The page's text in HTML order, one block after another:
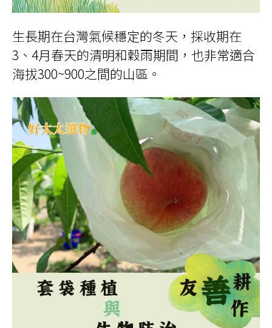
生長期在台灣氣候穩定的冬天，採收期在
3、4月春天的清明和穀雨期間，也非常適合
海拔300~900之間的山區。